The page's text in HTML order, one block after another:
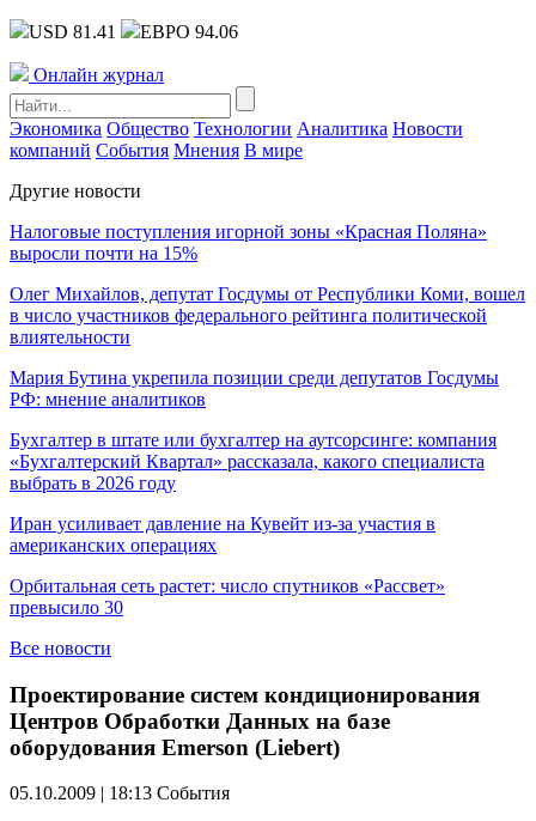
USD 81.41 ЕВРО 94.06
Онлайн журнал
Экономика Общество Технологии Аналитика Новости
компаний События Мнения В мире
Другие новости
Налоговые поступления игорной зоны «Красная Поляна»
выросли почти на 15%
Олег Михайлов, депутат Госдумы от Республики Коми, вошел
в число участников федерального рейтинга политической
влиятельности
Мария Бутина укрепила позиции среди депутатов Госдумы
РФ: мнение аналитиков
Бухгалтер в штате или бухгалтер на аутсорсинге: компания
«Бухгалтерский Квартал» рассказала, какого специалиста
выбрать в 2026 году
Иран усиливает давление на Кувейт из-за участия в
американских операциях
Орбитальная сеть растет: число спутников «Рассвет»
превысило 30
Все новости
Проектирование систем кондиционирования
Центров Обработки Данных на базе
оборудования Emerson (Liebert)
05.10.2009 | 18:13 События